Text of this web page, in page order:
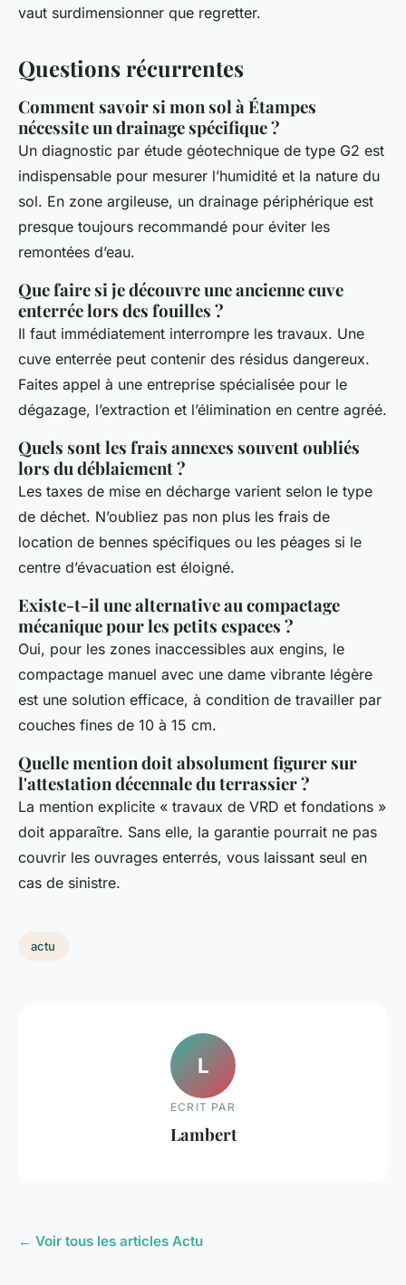
vaut surdimensionner que regretter.
Questions récurrentes
Comment savoir si mon sol à Étampes
nécessite un drainage spécifique ?
Un diagnostic par étude géotechnique de type G2 est
indispensable pour mesurer l’humidité et la nature du
sol. En zone argileuse, un drainage périphérique est
presque toujours recommandé pour éviter les
remontées d’eau.
Que faire si je découvre une ancienne cuve
enterrée lors des fouilles ?
Il faut immédiatement interrompre les travaux. Une
cuve enterrée peut contenir des résidus dangereux.
Faites appel à une entreprise spécialisée pour le
dégazage, l’extraction et l’élimination en centre agréé.
Quels sont les frais annexes souvent oubliés
lors du déblaiement ?
Les taxes de mise en décharge varient selon le type
de déchet. N’oubliez pas non plus les frais de
location de bennes spécifiques ou les péages si le
centre d’évacuation est éloigné.
Existe-t-il une alternative au compactage
mécanique pour les petits espaces ?
Oui, pour les zones inaccessibles aux engins, le
compactage manuel avec une dame vibrante légère
est une solution efficace, à condition de travailler par
couches fines de 10 à 15 cm.
Quelle mention doit absolument figurer sur
l'attestation décennale du terrassier ?
La mention explicite « travaux de VRD et fondations »
doit apparaître. Sans elle, la garantie pourrait ne pas
couvrir les ouvrages enterrés, vous laissant seul en
cas de sinistre.
actu
L
ECRIT PAR
Lambert
← Voir tous les articles Actu